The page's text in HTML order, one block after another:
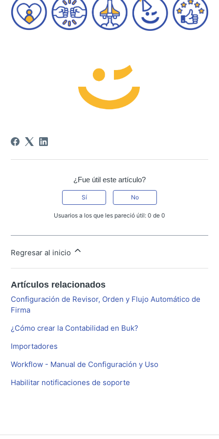
¿Fue útil este artículo?
Sí No
Usuarios a los que les pareció útil: 0 de 0
Regresar al inicio
Artículos relacionados
Configuración de Revisor, Orden y Flujo Automático de
Firma
¿Cómo crear la Contabilidad en Buk?
Importadores
Workflow - Manual de Configuración y Uso
Habilitar notificaciones de soporte